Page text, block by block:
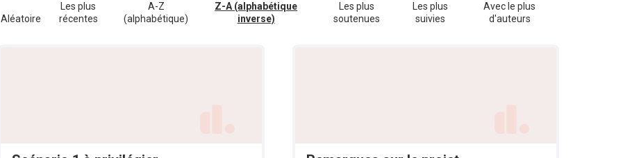
Aléatoire
Les plus
récentes
A-Z
(alphabétique)
Z-A (alphabétique
inverse)
Les plus
soutenues
Les plus
suivies
Avec le plus
d'auteurs